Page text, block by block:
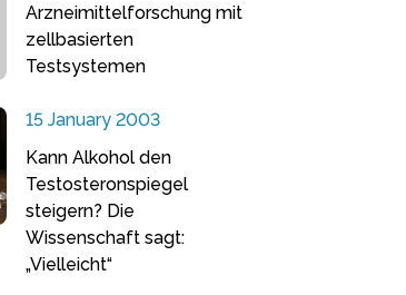
Arzneimittelforschung mit
zellbasierten
Testsystemen
15 January 2003
Kann Alkohol den
Testosteronspiegel
steigern? Die
Wissenschaft sagt:
„Vielleicht“